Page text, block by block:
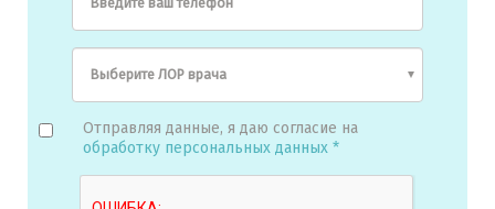
Отправляя данные, я даю согласие на
обработку персональных данных *